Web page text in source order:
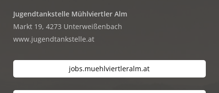
Jugendtankstelle Mühlviertler Alm
Markt 19, 4273 Unterweißenbach
www.jugendtankstelle.at
jobs.muehlviertleralm.at